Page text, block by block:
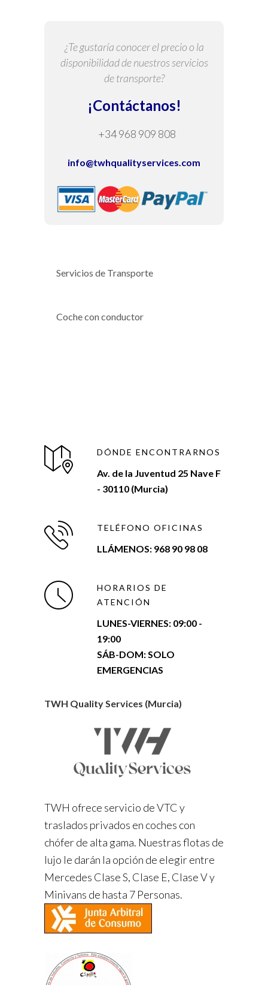
¿Te gustaría conocer el precio o la
disponibilidad de nuestros servicios
de transporte?
¡Contáctanos!
+34 968 909 808
info@twhqualityservices.com
Servicios de Transporte
Coche con conductor
DÓNDE ENCONTRARNOS
Av. de la Juventud 25 Nave F
- 30110 (Murcia)
TELÉFONO OFICINAS
LLÁMENOS: 968 90 98 08
HORARIOS DE
ATENCIÓN
LUNES-VIERNES: 09:00 -
19:00
SÁB-DOM: SOLO
EMERGENCIAS
TWH Quality Services (Murcia)
TWH ofrece servicio de VTC y
traslados privados en coches con
chófer de alta gama. Nuestras flotas de
lujo le darán la opción de elegir entre
Mercedes Clase S, Clase E, Clase V y
Minivans de hasta 7 Personas.